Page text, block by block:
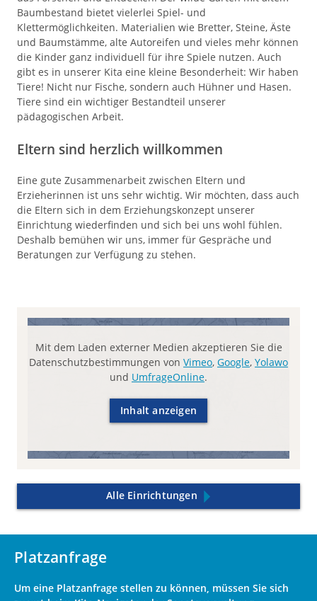
Baumbestand bietet vielerlei Spiel- und
Klettermöglichkeiten. Materialien wie Bretter, Steine, Äste
und Baumstämme, alte Autoreifen und vieles mehr können
die Kinder ganz individuell für ihre Spiele nutzen. Auch
gibt es in unserer Kita eine kleine Besonderheit: Wir haben
Tiere! Nicht nur Fische, sondern auch Hühner und Hasen.
Tiere sind ein wichtiger Bestandteil unserer
pädagogischen Arbeit.
Eltern sind herzlich willkommen
Eine gute Zusammenarbeit zwischen Eltern und
Erzieherinnen ist uns sehr wichtig. Wir möchten, dass auch
die Eltern sich in dem Erziehungskonzept unserer
Einrichtung wiederfinden und sich bei uns wohl fühlen.
Deshalb bemühen wir uns, immer für Gespräche und
Beratungen zur Verfügung zu stehen.
Mit dem Laden externer Medien akzeptieren Sie die
Datenschutzbestimmungen von Vimeo, Google, Yolawo
und UmfrageOnline.
Inhalt anzeigen
Alle Einrichtungen
Platzanfrage
Um eine Platzanfrage stellen zu können, müssen Sie sich